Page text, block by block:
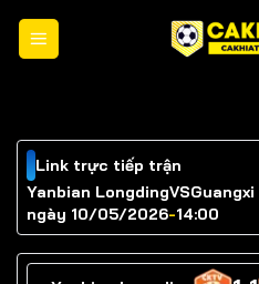
Chuyển
đến
Link trực tiếp trận
Yanbian LongdingVS
ngày 10/05/2026-14:00